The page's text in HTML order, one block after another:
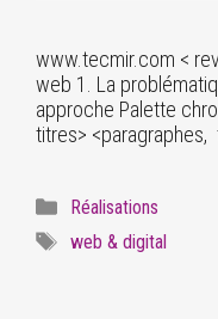
www.tecmir.com <
web 1. La
approche Palette
titres>
Réalisations
web & digital